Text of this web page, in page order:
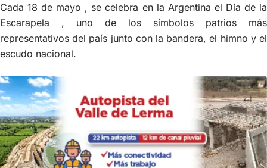
Cada 18 de mayo , se celebra en la Argentina el Día de la
Escarapela , uno de los símbolos patrios más
representativos del país junto con la bandera, el himno y el
escudo nacional.